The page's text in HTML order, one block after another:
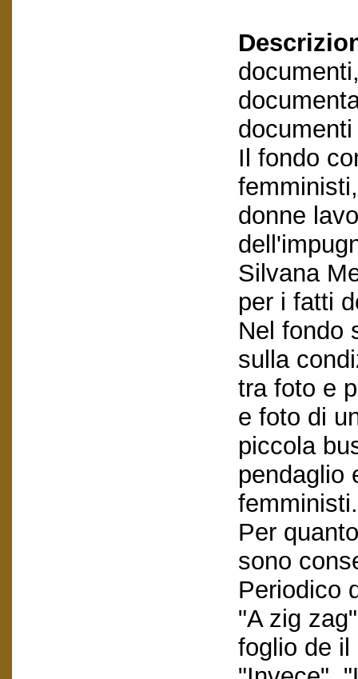
Il fondo
donne
Silvana
per i fatti
Nel fondo
sulla
tra foto e
e foto di
piccola
pendaglio
femministi.
Per
sono
Periodico
"A zig
foglio de il